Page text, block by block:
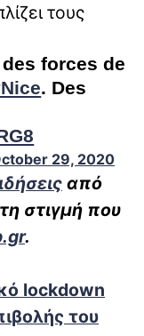
τους
forces de
. Des
29, 2020
από
στιγμή που
.
lockdown
του